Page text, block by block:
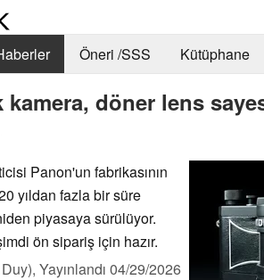
Öneri /SSS Kütüphane
döner lens
Panon'un fabrikasının
yıldan fazla bir süre
piyasaya sürülüyor.
ön sipariş için hazır.
Yayınlandı 04/29/2026